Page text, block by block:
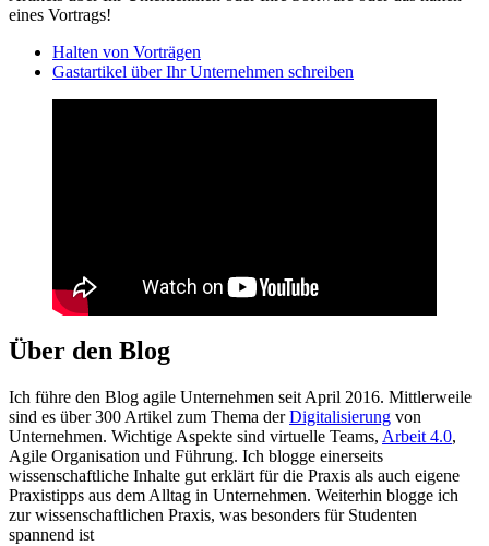
eines Vortrags!
Halten von Vorträgen
Gastartikel über Ihr Unternehmen schreiben
Über den Blog
Ich führe den Blog agile Unternehmen seit April 2016. Mittlerweile
sind es über 300 Artikel zum Thema derDigitalisierung von
Unternehmen. Wichtige Aspekte sind virtuelle Teams, Arbeit 4.0,
Agile Organisation und Führung. Ich blogge einerseits
wissenschaftliche Inhalte gut erklärt für die Praxis als auch eigene
Praxistipps aus dem Alltag in Unternehmen. Weiterhin blogge ich
zur wissenschaftlichen Praxis, was besonders für Studenten
spannend ist